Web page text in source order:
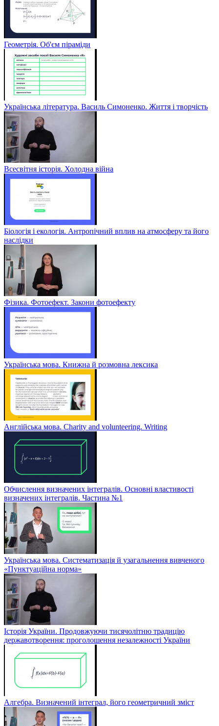
Геометрія. Об'єм піраміди
Українська література. Василь Симоненко. Життя і творчість
Всесвітня історія. Холодна війна
Біологія і екологія. Антропічний вплив на атмосферу та його
наслідки
Фізика. Фотоефект. Закони фотоефекту
Українська мова. Книжна й розмовна лексика
Англійська мова. Charity and volunteering. Writing
Обчислення визначених інтегралів. Основні властивості
визначених інтегралів. Частина №1
Українська мова. Систематизація й узагальнення вивченого
«Пунктуаційна норма»
Історія України. Продовжуючи тисячолітню традицію
державотворення: проголошення незалежності України
Алгебра. Визначений інтеграл, його геометричний зміст